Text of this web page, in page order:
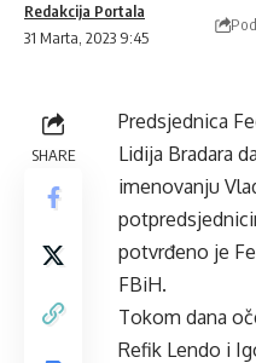
31 Marta, 2023 9:45
Redakcija Portala
SHARE
Predsjednica
Lidija Bradara
imenovanju
potvrđeno je
FBiH.
Tokom dana
Refik Lendo i